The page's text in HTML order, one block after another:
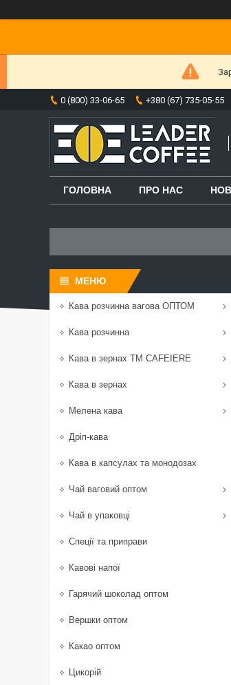
0 (800) 33-06-65 +380 (67) 735-05-55
ГОЛОВНА ПРО НАС
Кава розчинна вагова ОПТОМ
Кава розчинна
Кава в зернах TM CAFEIERE
Кава в зернах
Мелена кава
Дріп-кава
Кава в капсулах та монодозах
Чай ваговий оптом
Чай в упаковці
Спеції та приправи
Кавові напої
Гарячий шоколад оптом
Вершки оптом
Какао оптом
Цикорій